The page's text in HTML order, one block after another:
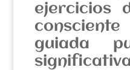
ejercicios
guiada